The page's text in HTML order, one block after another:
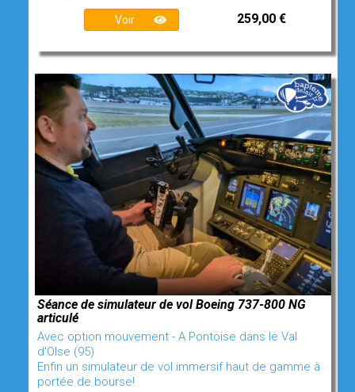
Voir 259,00 €
Séance de simulateur de vol Boeing 737-800 NG
articulé
Avec option mouvement - A Pontoise dans le Val
d'OIse (95)
Enfin un simulateur de vol immersif haut de gamme à
portée de bourse!